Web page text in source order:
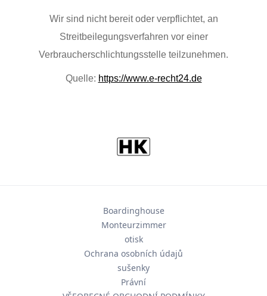
Wir sind nicht bereit oder verpflichtet, an
Streitbeilegungsverfahren vor einer
Verbraucherschlichtungsstelle teilzunehmen.
Quelle: https://www.e-recht24.de
Boardinghouse
Monteurzimmer
otisk
Ochrana osobních údajů
sušenky
Právní